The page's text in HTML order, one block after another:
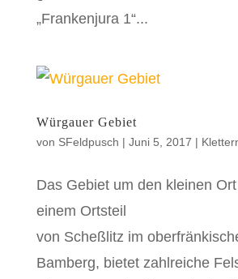
„Frankenjura 1“...
Würgauer Gebiet
von SFeldpusch | Juni 5, 2017 |
Das Gebiet um den kleinen
einem Ortsteil
von Scheßlitz im
Bamberg, bietet zahlreiche